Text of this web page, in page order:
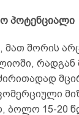
პოტენციალი
მათ შორის
რადგან
ბოლო 15-20